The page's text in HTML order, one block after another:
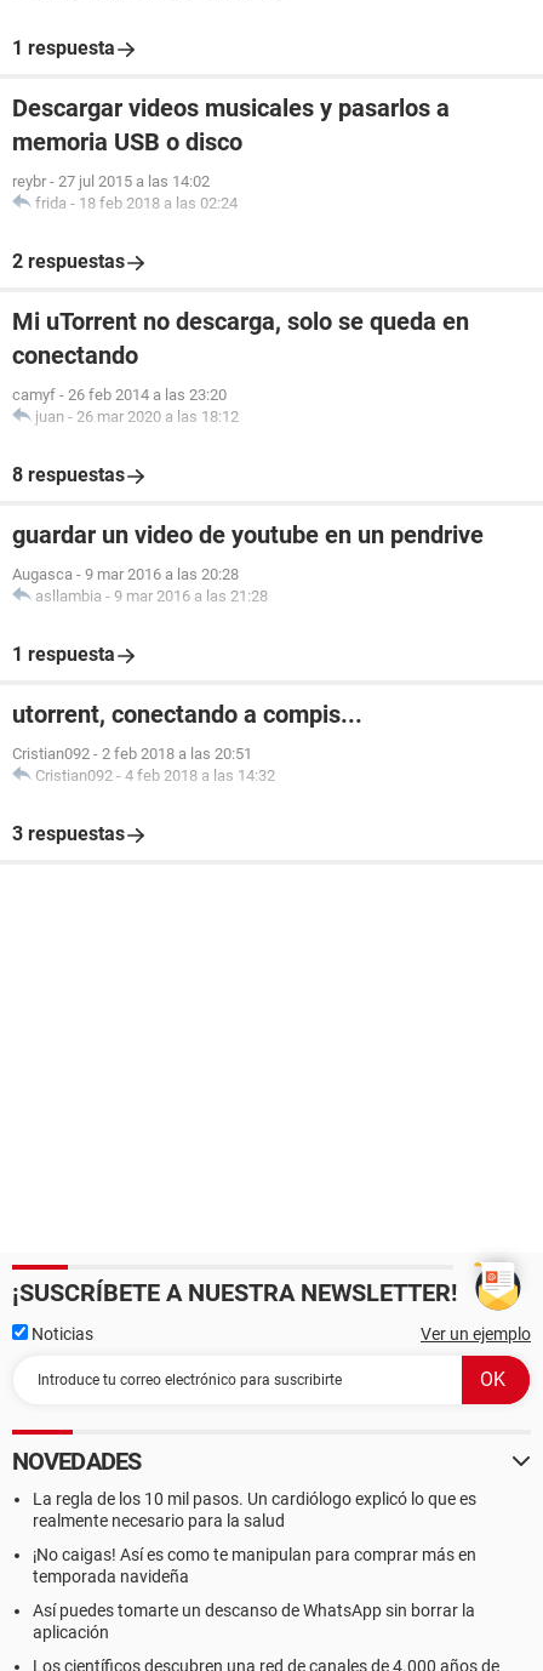
1 respuesta
Descargar videos musicales y pasarlos a
memoria USB o disco
reybr - 27 jul 2015 a las 14:02
frida - 18 feb 2018 a las 02:24
2 respuestas
Mi uTorrent no descarga, solo se queda en
conectando
camyf - 26 feb 2014 a las 23:20
juan - 26 mar 2020 a las 18:12
8 respuestas
guardar un video de youtube en un pendrive
Augasca - 9 mar 2016 a las 20:28
asllambia - 9 mar 2016 a las 21:28
1 respuesta
utorrent, conectando a compis...
Cristian092 - 2 feb 2018 a las 20:51
Cristian092 - 4 feb 2018 a las 14:32
3 respuestas
¡SUSCRÍBETE A NUESTRA NEWSLETTER!
Noticias Ver un ejemplo
NOVEDADES
La regla de los 10 mil pasos. Un cardiólogo explicó lo que es
realmente necesario para la salud
¡No caigas! Así es como te manipulan para comprar más en
temporada navideña
Así puedes tomarte un descanso de WhatsApp sin borrar la
aplicación
Los científicos descubren una red de canales de 4.000 años de